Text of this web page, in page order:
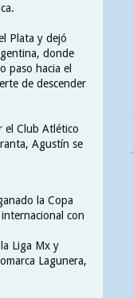
Plata y dejó
donde
paso hacia el
de descender
el Club Atlético
Agustín se
la Copa
con
Liga Mx y
Lagunera,